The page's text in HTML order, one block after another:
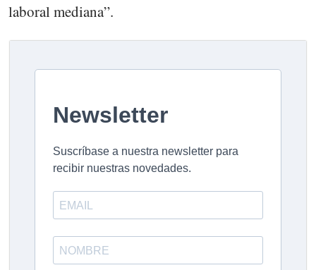
laboral mediana”.